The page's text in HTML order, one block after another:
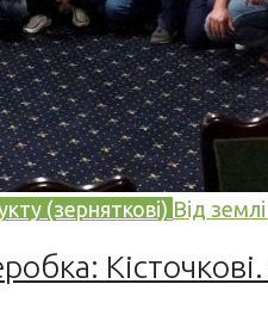
(зерняткові) Від